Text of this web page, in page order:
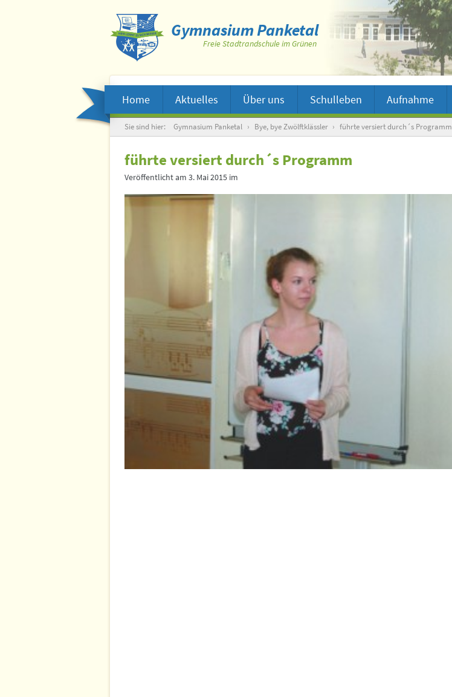
Gymnasium Panketal
Freie Stadtrandschule im Grünen
Home Aktuelles Über uns Schulleben Aufnahme
Suche
Sie sind hier: Gymnasium Panketal › Bye, bye Zwölftklässler › führte versiert durch´s Programm
führte versiert durch´s Programm
Veröffentlicht am 3. Mai 2015 im